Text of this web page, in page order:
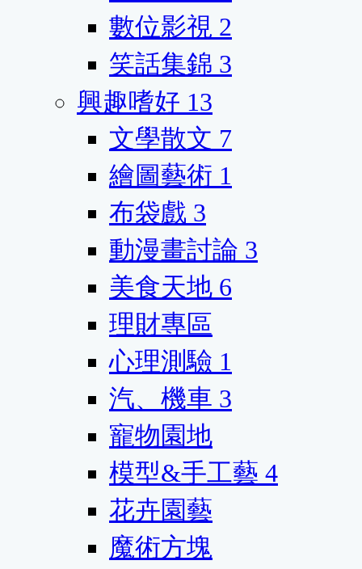
數位影視 2
笑話集錦 3
興趣嗜好 13
文學散文 7
繪圖藝術 1
布袋戲 3
動漫畫討論 3
美食天地 6
理財專區
心理測驗 1
汽、機車 3
寵物園地
模型&手工藝 4
花卉園藝
魔術方塊